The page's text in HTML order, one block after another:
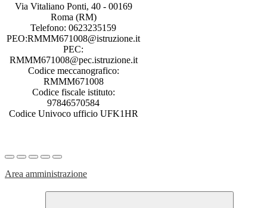
Via Vitaliano Ponti, 40 - 00169
Roma (RM)
Telefono: 0623235159
PEO:RMMM671008@istruzione.it
PEC:
RMMM671008@pec.istruzione.it
Codice meccanografico:
RMMM671008
Codice fiscale istituto:
97846570584
Codice Univoco ufficio UFK1HR
Area amministrazione